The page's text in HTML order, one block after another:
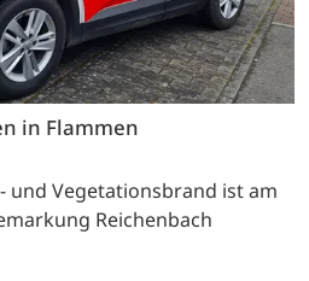
in Flammen
und Vegetationsbrand ist am
Reichenbach